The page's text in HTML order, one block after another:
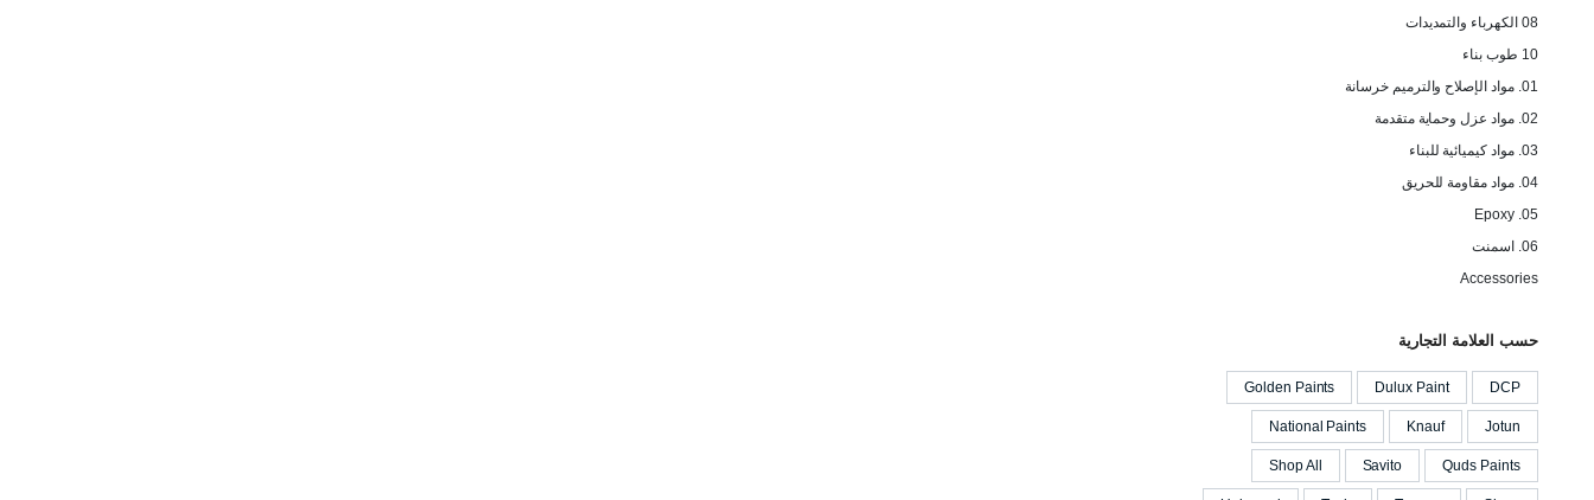
08 الكهرباء والتمديدات
10 طوب بناء
01. مواد الإصلاح والترميم خرسانة
02. مواد عزل وحماية متقدمة
03. مواد كيميائية للبناء
04. مواد مقاومة للحريق
05. Epoxy
06. اسمنت
Accessories
حسب العلامة التجارية
DCP
Dulux Paint
Golden Paints
Jotun
Knauf
National Paints
Quds Paints
Savito
Shop All